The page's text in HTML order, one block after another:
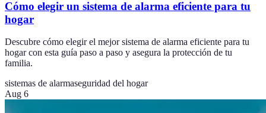
Cómo elegir un sistema de alarma eficiente para tu
hogar
Descubre cómo elegir el mejor sistema de alarma eficiente para tu
hogar con esta guía paso a paso y asegura la protección de tu
familia.
sistemas de alarmaseguridad del hogar
Aug 6